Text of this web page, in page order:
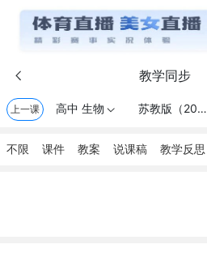
 教学同步
上一课 高中 生物  苏教版（2020） . 必修1 分子与细胞
不限 课件 教案 说课稿 教学反思